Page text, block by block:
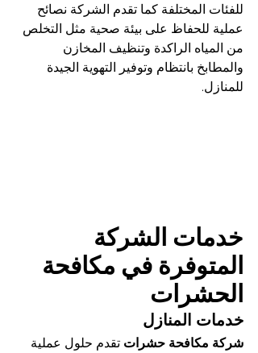
للفئات المختلفة كما تقدم الشركة نصائح
عملية للحفاظ على بيئة صحية مثل التخلص
من المياه الراكدة وتنظيف المخازن
والمطابخ بانتظام وتوفير التهوية الجيدة
للمنازل.
خدمات الشركة
المتوفرة في مكافحة
الحشرات
خدمات المنازل
شركة مكافحة حشرات تقدم حلول عملية